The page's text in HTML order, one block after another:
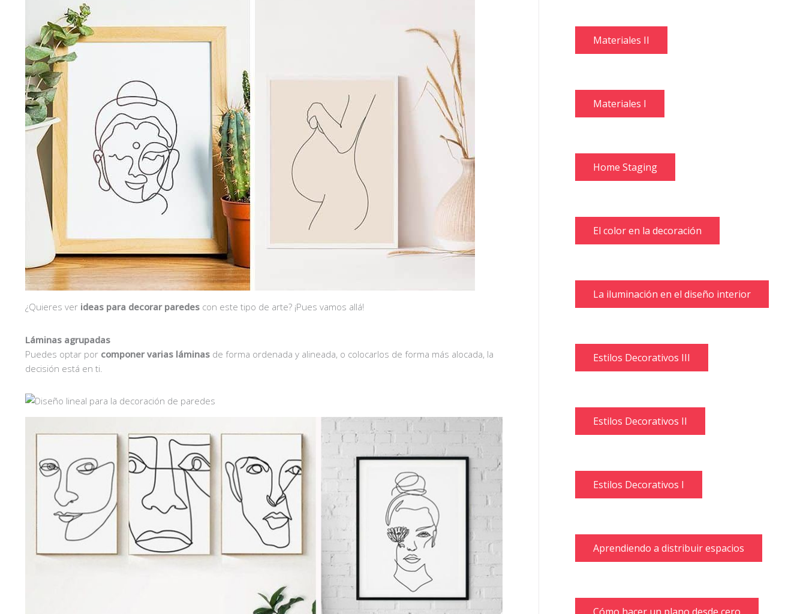
¿Quieres ver ideas para decorar paredes con este tipo de arte? ¡Pues vamos allá!
Láminas agrupadas
Puedes optar por componer varias láminas de forma ordenada y alineada, o colocarlos de forma más alocada, la
decisión está en ti.
Materiales II
Materiales I
Home Staging
El color en la decoración
La iluminación en el diseño interior
Estilos Decorativos III
Estilos Decorativos II
Estilos Decorativos I
Aprendiendo a distribuir espacios